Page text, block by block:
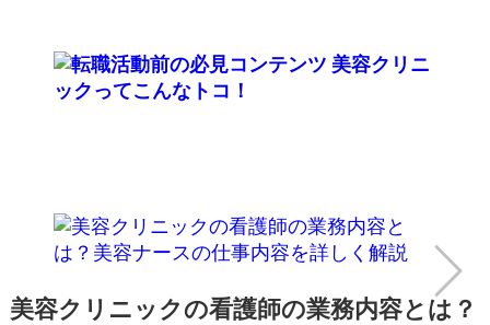
美容クリニックの看護師の業務内容とは？